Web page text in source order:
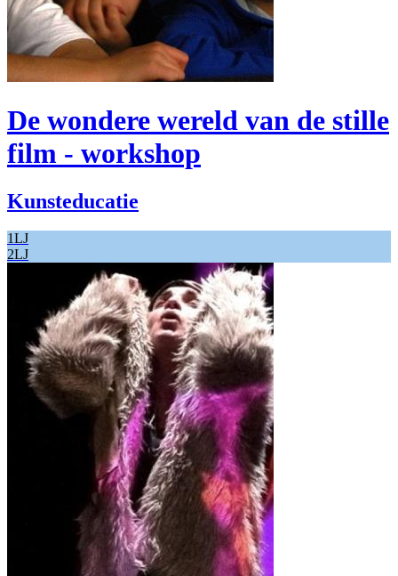
De wondere wereld van de stille
film - workshop
Kunsteducatie
1LJ
2LJ